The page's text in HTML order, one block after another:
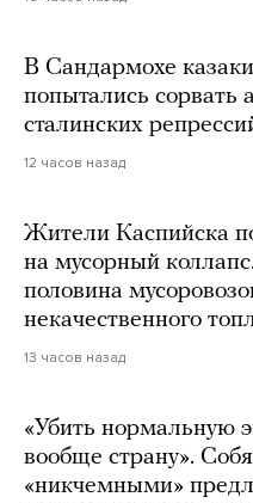
В Сандармохе
попытались
сталинских
12 часов назад
Жители Каспийска
на мусорный
половина
некачественного
13 часов назад
«Убить нормальную
вообще страну».
«никчемными»